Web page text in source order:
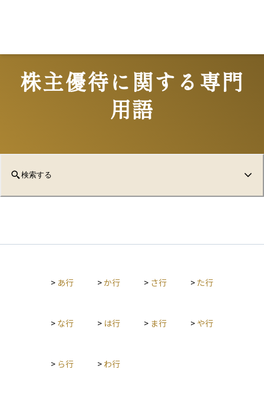
株主優待に関する専門
用語
検索する
> あ行 >か行 > さ行 > た行
> な行 > は行 > ま行 > や行
> ら行 > わ行